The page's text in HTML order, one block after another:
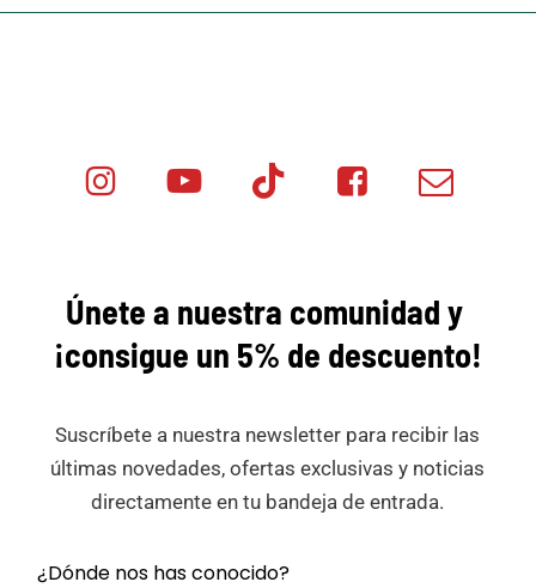
Minicar Tok
Minicar Minicar
Únete a nuestra comunidad y
¡consigue un 5% de descuento!
Suscríbete a nuestra newsletter para recibir las
últimas novedades, ofertas exclusivas y noticias
directamente en tu bandeja de entrada.
¿Dónde nos has conocido?